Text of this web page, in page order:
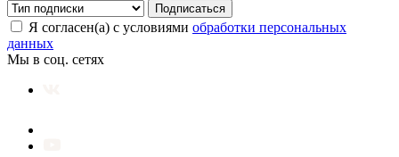
Подписаться
Я согласен(а) с условиями обработки персональных
данных
Мы в соц. сетях